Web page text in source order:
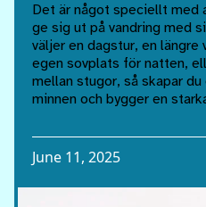
Det är något speciellt med
ge sig ut på vandring med
väljer en dagstur, en längre
egen sovplats för natten,
mellan stugor, så skapar
minnen och bygger en
June 11, 2025